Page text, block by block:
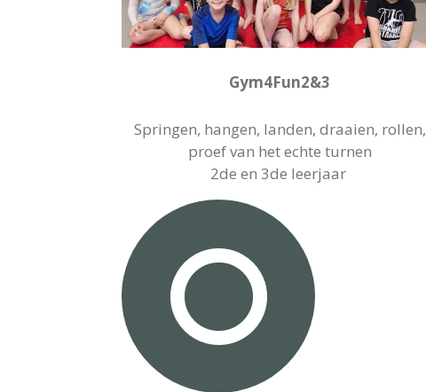
Gym4Fun2&3
Springen, hangen, landen, draaien, rollen,
proef van het echte turnen
2de en 3de leerjaar